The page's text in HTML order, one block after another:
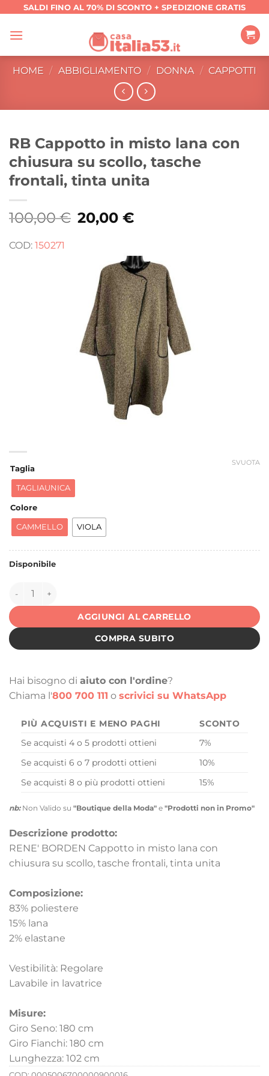
contenuti
SALDI FINO AL 70% DI SCONTO + SPEDIZIONE GRATIS
HOME / ABBIGLIAMENTO / DONNA / CAPPOTTI
RB Cappotto in misto lana con
chiusura su scollo, tasche
frontali, tinta unita
100,00€ Il
prezzo
20,00€Il
prezzo
20,00 €.
COD: 150271
Taglia
TAGLIAUNICA
Colore
CAMMELLO VIOLA
SVUOTA
Disponibile
150271 quantità
AGGIUNGI AL CARRELLO
COMPRA SUBITO
Hai bisogno di aiuto con l'ordine?
Chiama l'800 700 111 o scrivici su WhatsApp
PIÙ ACQUISTI E MENO PAGHI
SCONTO
Se acquisti 4 o 5 prodotti ottieni
7%
Se acquisti 6 o 7 prodotti ottieni
10%
Se acquisti 8 o più prodotti ottieni
15%
nb:Non Valido su "Boutique della Moda" e "Prodotti non in Promo"
Descrizione prodotto:
RENE' BORDEN Cappotto in misto lana con
chiusura su scollo, tasche frontali, tinta unita
Composizione:
83% poliestere
15% lana
2% elastane
Vestibilità: Regolare
Lavabile in lavatrice
Misure:
Giro Seno: 180 cm
Giro Fianchi: 180 cm
Lunghezza: 102 cm